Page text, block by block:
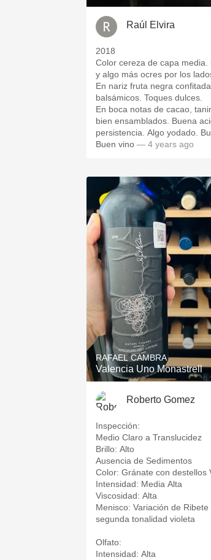
Raúl Elvira
2018
Color cereza de capa media.
y algo más ocres por los
En nariz fruta negra
balsámicos. Toques dulces.
En boca notas de cacao,
bien ensamblados. Buena
persistencia. Algo yodado.
Buen vino — 4 years ago
RAFAEL CAMBRA
Valencia Uno Monastrell
Roberto Gomez
Inspección:
Medio Claro a Translucidez
Brillo: Alto
Ausencia de Sedimentos
Color: Gránate con destellos
Intensidad: Media Alta
Viscosidad: Alta
Menisco: Variación de
segunda tonalidad violeta
Olfato:
Intensidad: Alta